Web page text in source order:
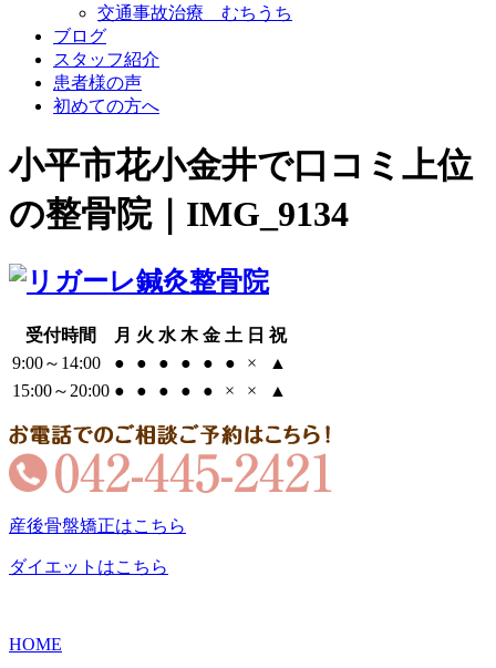
交通事故治療 むちうち
ブログ
スタッフ紹介
患者様の声
初めての方へ
小平市花小金井で口コミ上位
の整骨院｜IMG_9134
受付時間 月 火 水 木 金 土 日 祝
9:00～14:00
● ● ● ● ● ● ×
▲
15:00～20:00 ● ● ● ● ● × × ▲
産後骨盤矯正はこちら
ダイエットはこちら
HOME